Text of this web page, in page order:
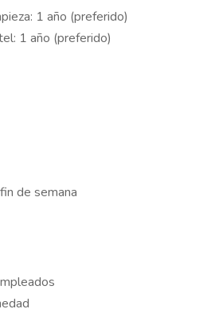
1 año (preferido)
1 año (preferido)
de semana